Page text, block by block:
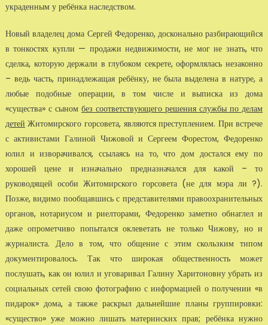
украденным у ребёнка наследством.
Новый владелец дома Сергей Федоренко, досконально разбирающийся
в тонкостях купли — продажи недвижимости, не мог не знать, что
сделка, которую держали в глубоком секрете, оформлялась незаконно
– ведь часть, принадлежащая ребёнку, не была выделена в натуре, а
любые подобные операции, в том числе и выписка из дома
«существа» с сыном без соответствующего решения службы по делам
детей Житомирского горсовета, являются преступлением. При встрече
с активистами Галиной Чижовой и Сергеем Форестом, Федоренко
юлил и изворачивался, ссылаясь на то, что дом достался ему по
хорошей цене и изначально предназначался для какой – то
руководящей особи Житомирского горсовета (не для мэра ли ?).
Позже, видимо пообщавшись с представителями правоохранительных
органов, нотариусом и риелторами, Федоренко заметно обнаглел и
даже опрометчиво попытался оклеветать не только Чижову, но и
журналиста. Дело в том, что общение с этим скользким типом
документировалось. Так что широкая общественность может
послушать, как он юлил и уговаривал Галину Харитоновну убрать из
социальных сетей свою фотографию с информацией о получении «в
пидарок» дома, а также раскрыл дальнейшие планы группировки:
«существо» уже можно лишать материнских прав; ребёнка нужно